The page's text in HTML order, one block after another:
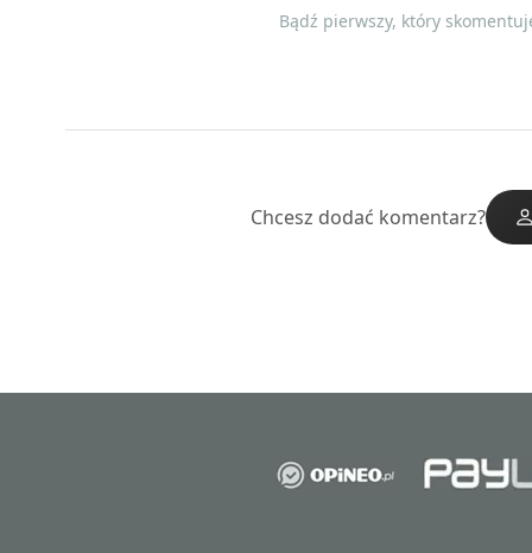
Bądź pierwszy, który
Chcesz dodać komentarz?